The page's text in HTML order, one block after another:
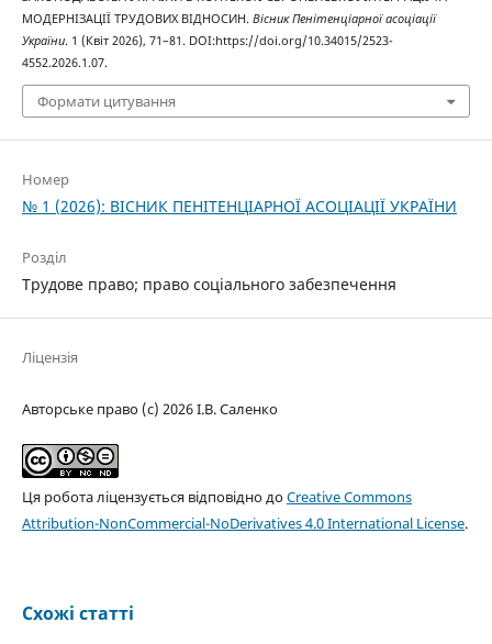
МОДЕРНІЗАЦІЇ ТРУДОВИХ ВІДНОСИН. Вісник Пенітенціарної асоціації
України. 1 (Квіт 2026), 71–81. DOI:https://doi.org/10.34015/2523-
4552.2026.1.07.
Формати цитування
Номер
№ 1 (2026): ВІСНИК ПЕНІТЕНЦІАРНОЇ АСОЦІАЦІЇ УКРАЇНИ
Розділ
Трудове право; право соціального забезпечення
Ліцензія
Авторське право (c) 2026 І.В. Саленко
Ця робота ліцензується відповідно доCreative Commons
Attribution-NonCommercial-NoDerivatives 4.0 International License.
Схожі статті